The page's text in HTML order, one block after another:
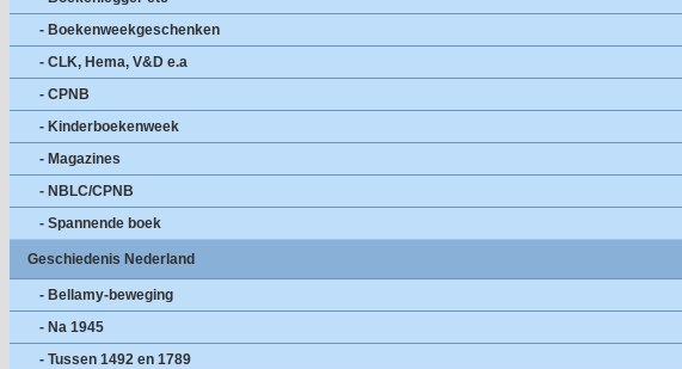
- Boekenweekgeschenken
- CLK, Hema, V&D e.a
- CPNB
- Kinderboekenweek
- Magazines
- NBLC/CPNB
- Spannende boek
Geschiedenis Nederland
- Bellamy-beweging
- Na 1945
- Tussen 1492 en 1789